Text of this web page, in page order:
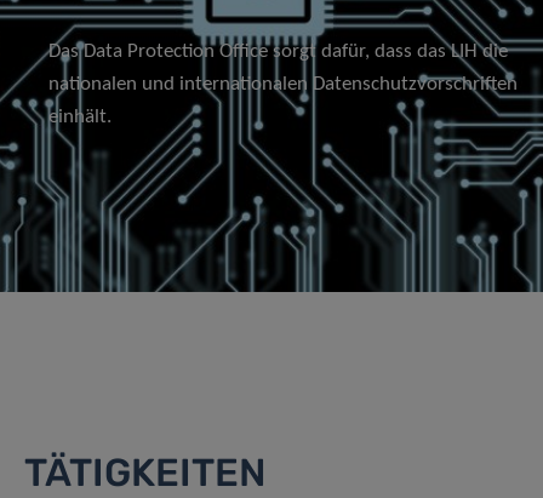
Das Data Protection Office sorgt dafür, dass das LIH die
nationalen und internationalen Datenschutzvorschriften
einhält.
TÄTIGKEITEN